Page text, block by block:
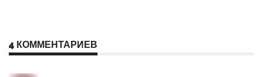
4 КОММЕНТАРИЕВ